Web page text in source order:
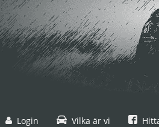
Login Vilka är vi